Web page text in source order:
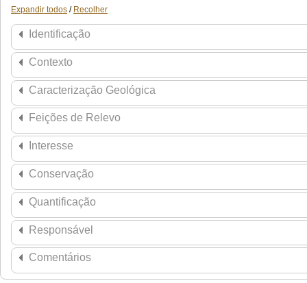
Expandir todos / Recolher
Identificação
Contexto
Caracterização Geológica
Feições de Relevo
Interesse
Conservação
Quantificação
Responsável
Comentários